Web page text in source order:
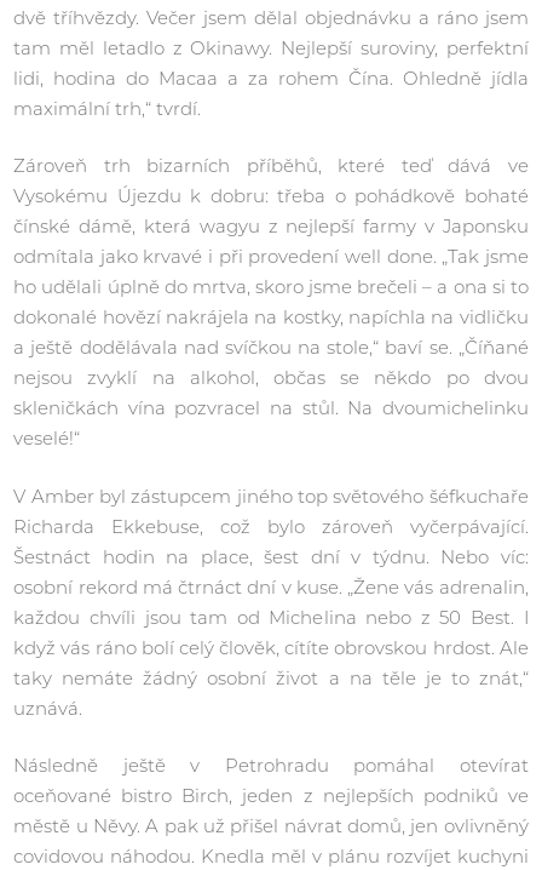
dvě tříhvězdy. Večer jsem dělal objednávku a ráno jsem
tam měl letadlo z Okinawy. Nejlepší suroviny, perfektní
lidi, hodina do Macaa a za rohem Čína. Ohledně jídla
maximální trh,“ tvrdí.
Zároveň trh bizarních příběhů, které teď dává ve
Vysokému Újezdu k dobru: třeba o pohádkově bohaté
čínské dámě, která wagyu z nejlepší farmy v Japonsku
odmítala jako krvavé i při provedení well done. „Tak jsme
ho udělali úplně do mrtva, skoro jsme brečeli – a ona si to
dokonalé hovězí nakrájela na kostky, napíchla na vidličku
a ještě dodělávala nad svíčkou na stole,“ baví se. „Číňané
nejsou zvyklí na alkohol, občas se někdo po dvou
skleničkách vína pozvracel na stůl. Na dvoumichelinku
veselé!“
V Amber byl zástupcem jiného top světového šéfkuchaře
Richarda Ekkebuse, což bylo zároveň vyčerpávající.
Šestnáct hodin na place, šest dní v týdnu. Nebo víc:
osobní rekord má čtrnáct dní v kuse. „Žene vás adrenalin,
každou chvíli jsou tam od Michelina nebo z 50 Best. I
když vás ráno bolí celý člověk, cítíte obrovskou hrdost. Ale
taky nemáte žádný osobní život a na těle je to znát,“
uznává.
Následně ještě v Petrohradu pomáhal otevírat
oceňované bistro Birch, jeden z nejlepších podniků ve
městě u Něvy. A pak už přišel návrat domů, jen ovlivněný
covidovou náhodou. Knedla měl v plánu rozvíjet kuchyni